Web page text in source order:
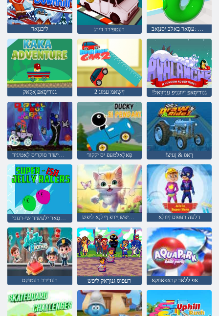
ליכנוַאד רעטפירד דירג סרָאק גנורעטש :עסַאר בָאלב יסנוַאב
גנוריסַאּפ ַאקַאק 2 ןישַאמ עמוג !גנוריסַאּפ ןיווגניּפ עניווַאל
ּפַאלַאלמעּפ יס יקקוד !רָאפ & ןעיצ
לרעטַאלפ טימ לצעק :שינעטער געזבָאל ליּפש ַיירֿפ ןיילנָא ליּפש דלעה רעּפוס ןיוולַא
רעדירב רעטוקס רעּפוס גנורַאק ליּפש ייטראפ ללַאב קרַאּפַאווקַא